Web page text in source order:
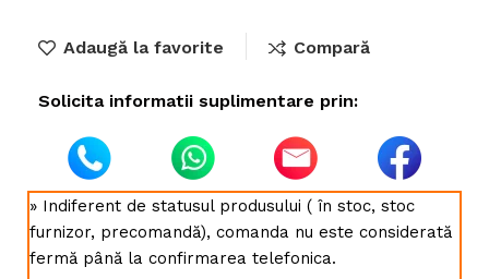
Adaugă la favorite Compară
Solicita informatii suplimentare prin:
» Indiferent de statusul produsului ( în stoc, stoc
furnizor, precomandă), comanda nu este considerată
fermă până la confirmarea telefonica.